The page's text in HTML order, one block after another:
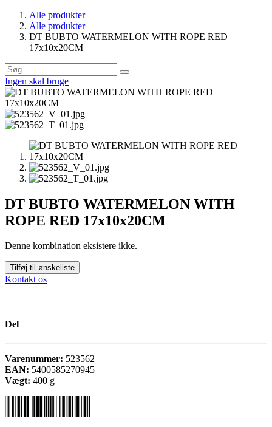
Alle produkter
Alle produkter
DT BUBTO WATERMELON WITH ROPE RED
17x10x20CM
Ingen skal bruge
DT BUBTO WATERMELON WITH
ROPE RED 17x10x20CM
Denne kombination eksistere ikke.
Tilføj til ønskeliste
Kontakt os
Del
Varenummer: 523562
EAN: 5400585270945
Vægt: 400 g